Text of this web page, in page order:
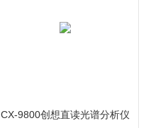
CX-9800创想直读光谱分析仪